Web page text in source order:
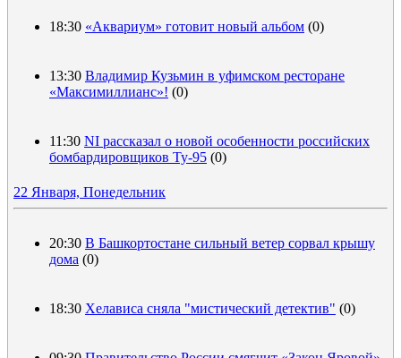
18:30 «Аквариум» готовит новый альбом (0)
13:30 Владимир Кузьмин в уфимском ресторане
«Максимиллианс»! (0)
11:30 NI рассказал о новой особенности российских
бомбардировщиков Ту-95 (0)
22 Января, Понедельник
20:30 В Башкортостане сильный ветер сорвал крышу
дома (0)
18:30 Хелависа сняла "мистический детектив" (0)